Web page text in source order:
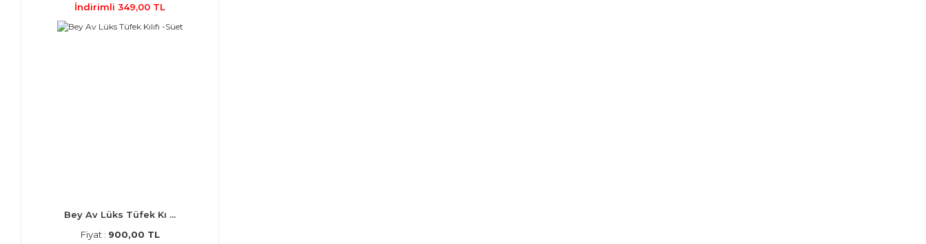
İndirimli 349,00 TL
Bey Av Lüks Tüfek Kı ...
Fiyat : 900,00 TL